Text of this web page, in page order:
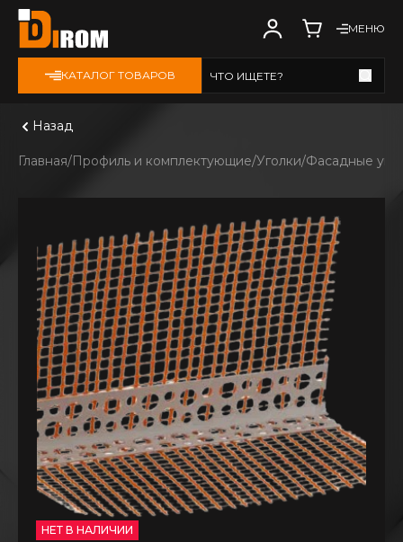
МЕНЮ
КАТАЛОГ ТОВАРОВ ЧТО ИЩЕТЕ?
Назад
Главная Профиль и комплектующие Уголки Фасадные
НЕТ В НАЛИЧИИ